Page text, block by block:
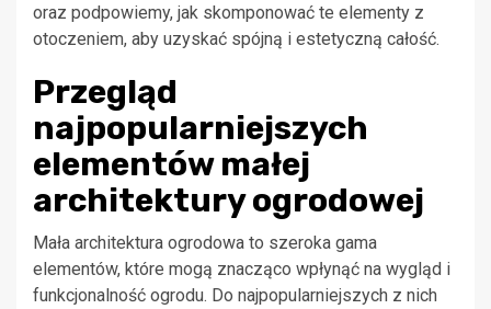
oraz podpowiemy, jak skomponować te elementy z
otoczeniem, aby uzyskać spójną i estetyczną całość.
Przegląd
najpopularniejszych
elementów małej
architektury ogrodowej
Mała architektura ogrodowa to szeroka gama
elementów, które mogą znacząco wpłynąć na wygląd i
funkcjonalność ogrodu. Do najpopularniejszych z nich